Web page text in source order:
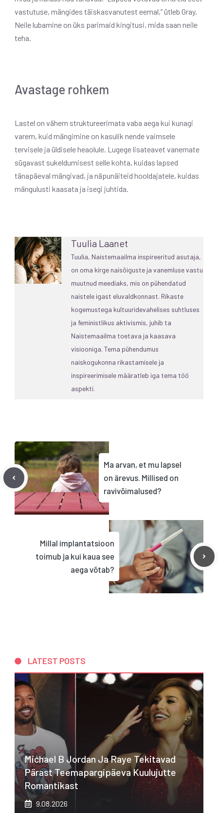
vastutuse, mängides täiskasvanutest eemal,” ütleb Gray.
Neile lubamine on üks parimaid kingitusi, mida saan neile
teha.
Avastage rohkem
Lastel on vähem struktureerimata vaba aega kui kunagi
varem, kuid mängimine on kasulik nende vaimsele
tervisele ja üldisele heaolule. Lugege lisateavet vanemate
sügavast sukeldumisest selle kohta, kuidas lapsed
tänapäeval mängivad, ja näpunäiteid hooldajatele, kuidas
mängulusti kaasata ja isegi juhtida.
Tuulia Laanet
Tuulia, Naistemaailma inspireeritud asutaja,
on oma kirge naisõiguste ja vanemluse vastu
muutnud meediaks, mis on pühendatud
naistele igast eluvaldkonnast. Rikaste
kogemustega kultuuridevahelises suhtluses
ja feministlikus aktivismis, juhib ta
Naistemaailma toetava ja kaasava
visiooniga. Tema pühendumus
naiskogukonna rikastamisele ja
inspireerimisele määratleb iga tema töö
aspekti.
Ma arvan, et mu lapsel
on ärevus. Millised on
ravivõimalused?
Millal implantatsioon
toimub ja kui kaua see
aega võtab?
LATEST POSTS
Michael B Jordan Ja Raye Tekitavad
Pärast Teemapargipäeva Kuulujutte
Romantikast
9.08.2026